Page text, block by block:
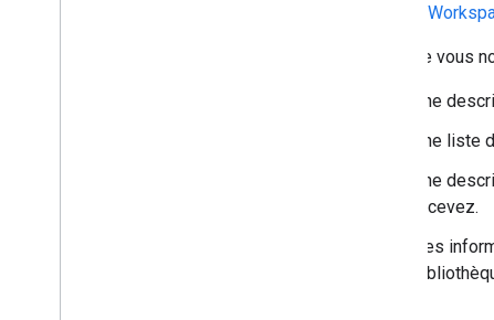
Google
Lorsque vous
Une
Une
Une
recevez.
Des